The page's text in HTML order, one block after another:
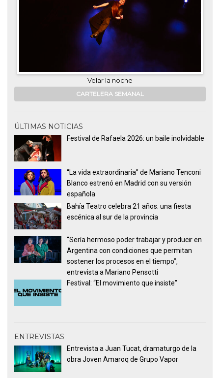
Velar la noche
CARTELERA SEMANAL
ÚLTIMAS NOTICIAS
Festival de Rafaela 2026: un baile inolvidable
“La vida extraordinaria” de Mariano Tenconi
Blanco estrenó en Madrid con su versión
española
Bahía Teatro celebra 21 años: una fiesta
escénica al sur de la provincia
“Sería hermoso poder trabajar y producir en
Argentina con condiciones que permitan
sostener los procesos en el tiempo”,
entrevista a Mariano Pensotti
Festival: “El movimiento que insiste”
ENTREVISTAS
Entrevista a Juan Tucat, dramaturgo de la
obra Joven Amaroq de Grupo Vapor